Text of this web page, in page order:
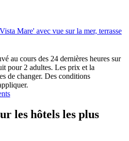
Mare' avec vue sur la mer, terrasse
au cours des 24 dernières heures sur
pour 2 adultes. Les prix et la
de changer. Des conditions
les hôtels les plus